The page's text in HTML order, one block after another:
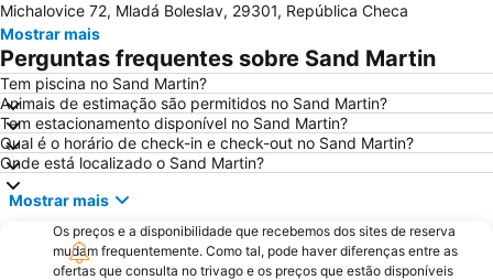
Michalovice 72, Mladá Boleslav, 29301, República Checa
Mostrar mais
Perguntas frequentes sobre Sand Martin
Tem piscina no Sand Martin?
Animais de estimação são permitidos no Sand Martin?
Tem estacionamento disponível no Sand Martin?
Qual é o horário de check-in e check-out no Sand Martin?
Onde está localizado o Sand Martin?
Mostrar mais
Os preços e a disponibilidade que recebemos dos sites de reserva
mudam frequentemente. Como tal, pode haver diferenças entre as
ofertas que consulta no trivago e os preços que estão disponíveis